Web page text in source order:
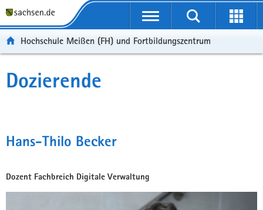
Portalübergreifende
Hochschule Meißen (FH) und Fortbildungszentrum
Dozierende
Hans-Thilo Becker
Dozent Fachbreich Digitale Verwaltung